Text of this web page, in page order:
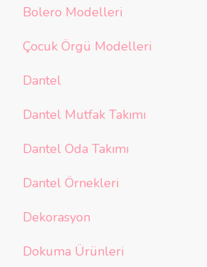
Bolero Modelleri
Çocuk Örgü Modelleri
Dantel
Dantel Mutfak Takımı
Dantel Oda Takımı
Dantel Örnekleri
Dekorasyon
Dokuma Ürünleri